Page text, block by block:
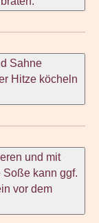
Sahne
Hitze köcheln
und mit
kann ggf.
vor dem